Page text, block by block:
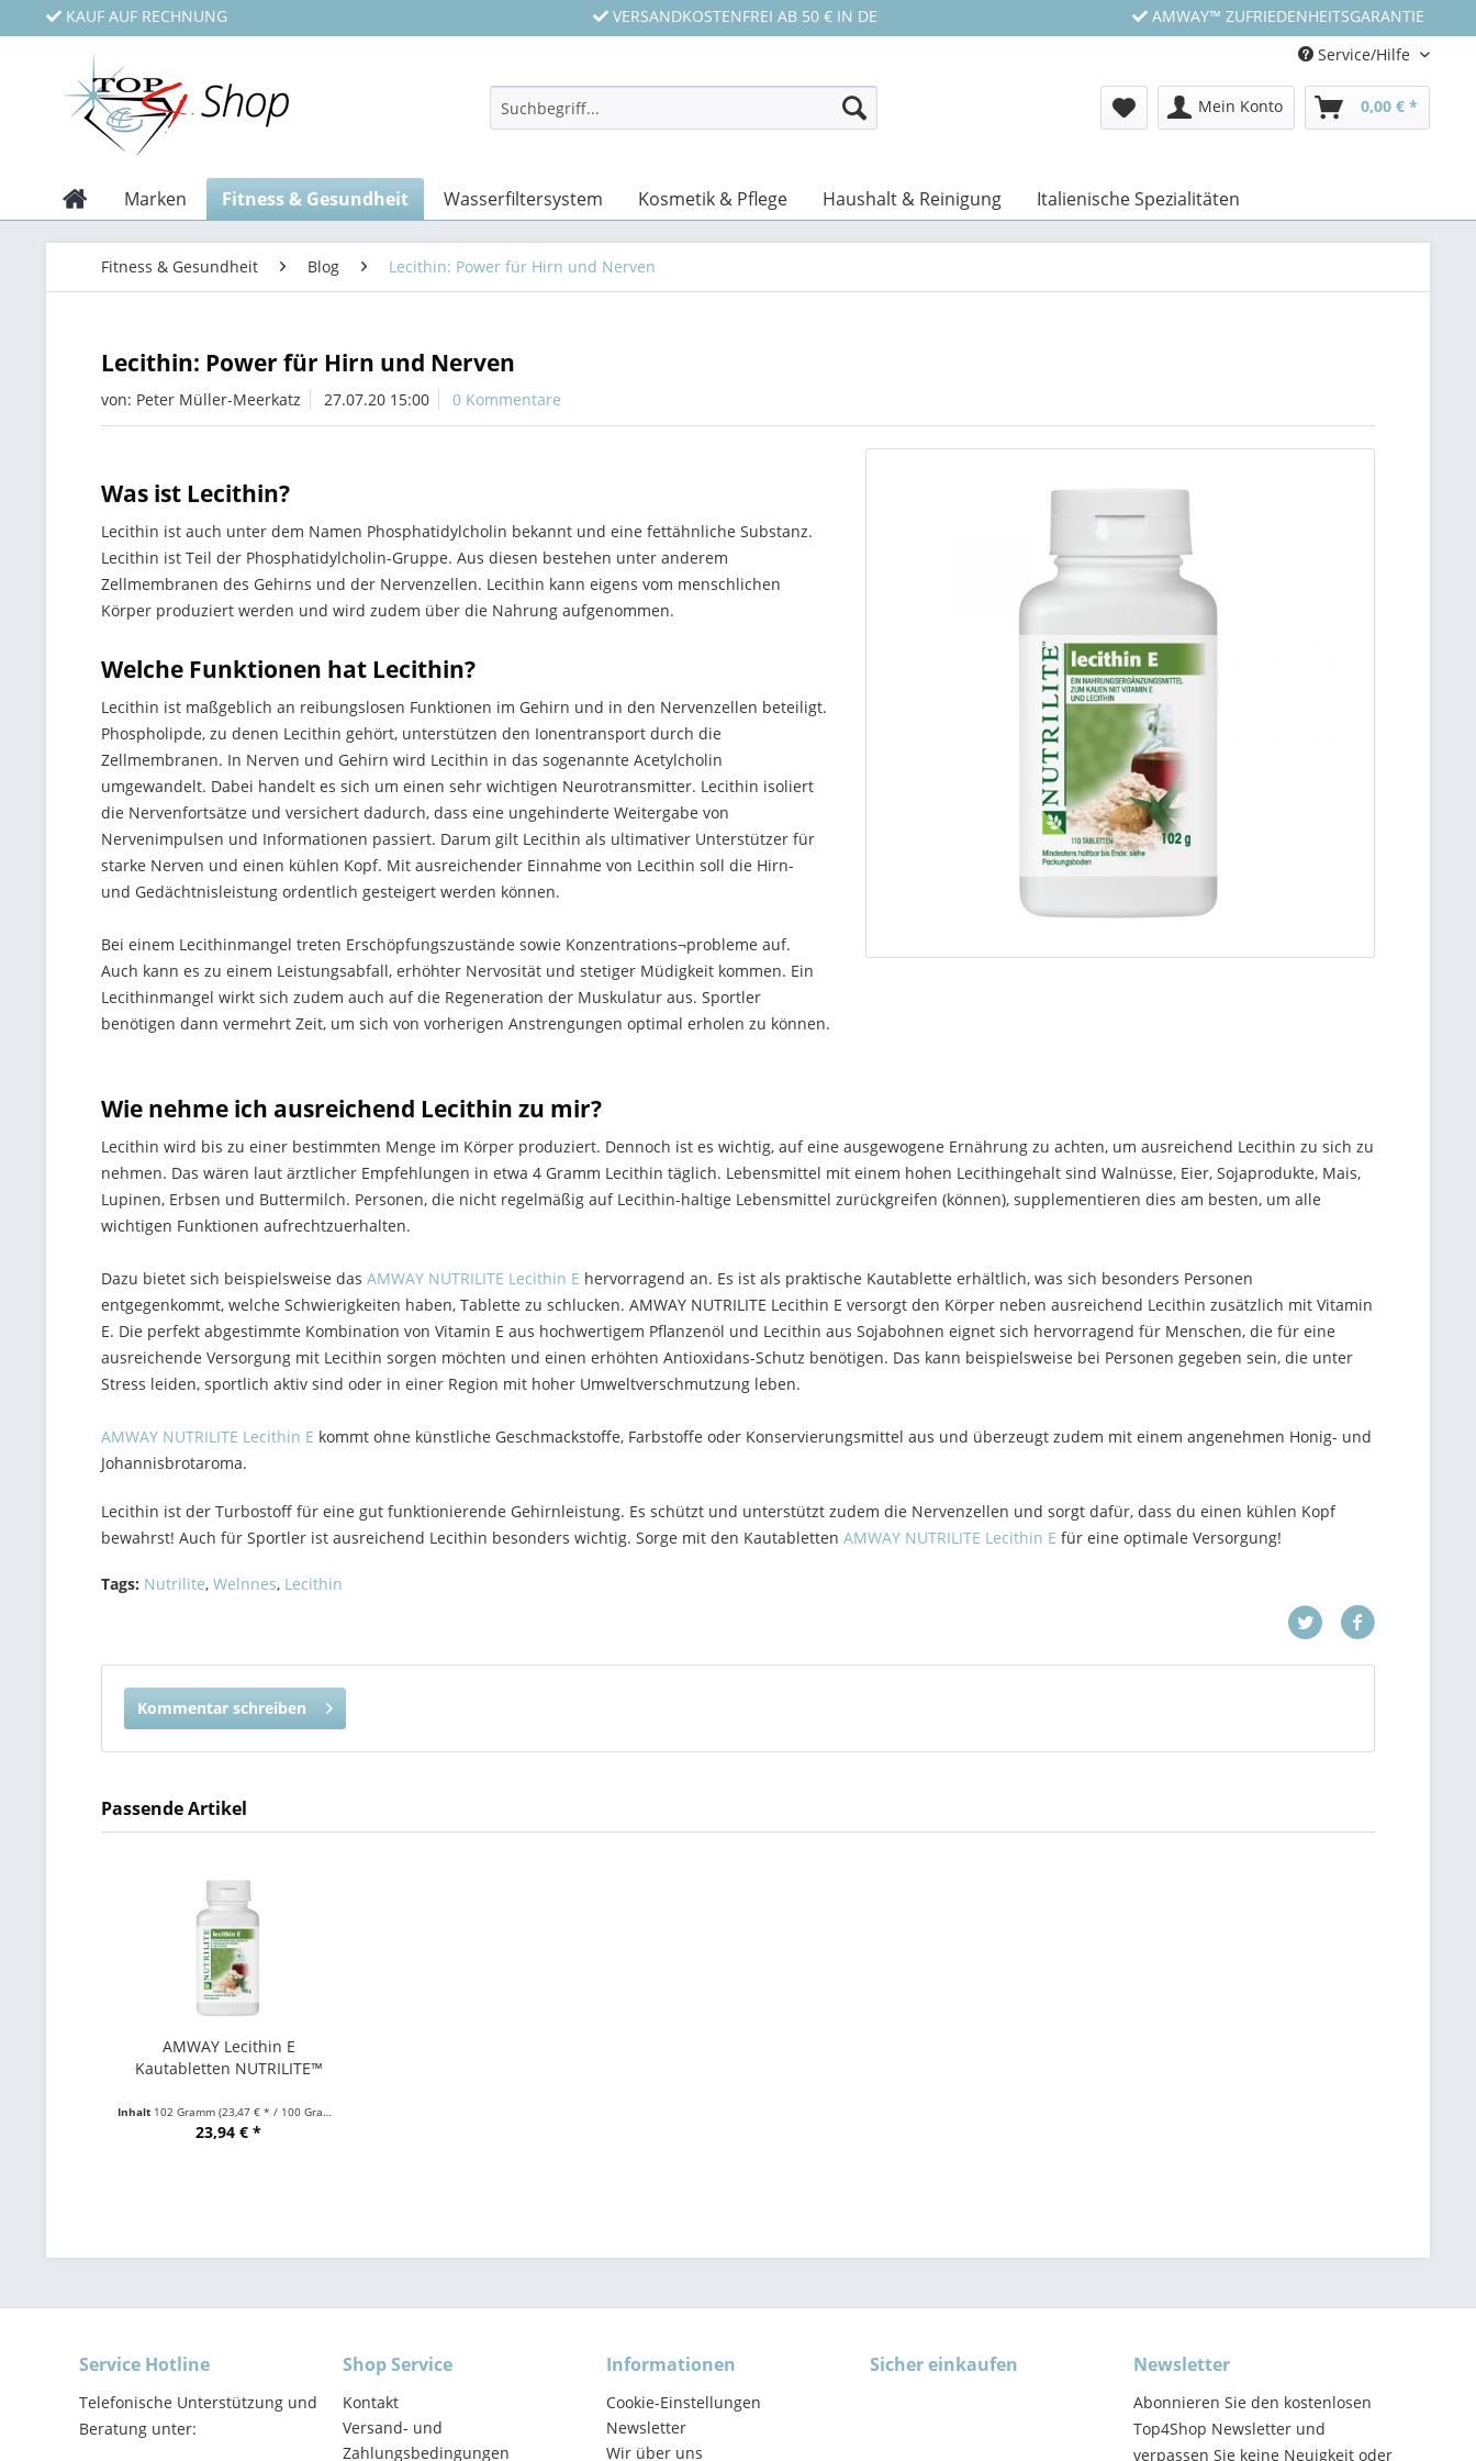
KAUF AUF RECHNUNG VERSANDKOSTENFREI AB 50 € IN DE
AMWAY™ ZUFRIEDENHEITSGARANTIE
Service/Hilfe
Mein Konto 0,00 € *
Marken Fitness & Gesundheit Wasserfiltersystem Kosmetik & Pflege Haushalt & Reinigung Italienische Spezialitäten
Fitness & Gesundheit Blog Lecithin: Power für Hirn und Nerven
Lecithin: Power für Hirn und Nerven
von: Peter Müller-Meerkatz 27.07.20 15:00 0 Kommentare
Was ist Lecithin?
Lecithin ist auch unter dem Namen Phosphatidylcholin bekannt und eine fettähnliche Substanz.
Lecithin ist Teil der Phosphatidylcholin-Gruppe. Aus diesen bestehen unter anderem
Zellmembranen des Gehirns und der Nervenzellen. Lecithin kann eigens vom menschlichen
Körper produziert werden und wird zudem über die Nahrung aufgenommen.
Welche Funktionen hat Lecithin?
Lecithin ist maßgeblich an reibungslosen Funktionen im Gehirn und in den Nervenzellen beteiligt.
Phospholipde, zu denen Lecithin gehört, unterstützen den Ionentransport durch die
Zellmembranen. In Nerven und Gehirn wird Lecithin in das sogenannte Acetylcholin
umgewandelt. Dabei handelt es sich um einen sehr wichtigen Neurotransmitter. Lecithin isoliert
die Nervenfortsätze und versichert dadurch, dass eine ungehinderte Weitergabe von
Nervenimpulsen und Informationen passiert. Darum gilt Lecithin als ultimativer Unterstützer für
starke Nerven und einen kühlen Kopf. Mit ausreichender Einnahme von Lecithin soll die Hirn-
und Gedächtnisleistung ordentlich gesteigert werden können.
Bei einem Lecithinmangel treten Erschöpfungszustände sowie Konzentrations¬probleme auf.
Auch kann es zu einem Leistungsabfall, erhöhter Nervosität und stetiger Müdigkeit kommen. Ein
Lecithinmangel wirkt sich zudem auch auf die Regeneration der Muskulatur aus. Sportler
benötigen dann vermehrt Zeit, um sich von vorherigen Anstrengungen optimal erholen zu können.
Wie nehme ich ausreichend Lecithin zu mir?
Lecithin wird bis zu einer bestimmten Menge im Körper produziert. Dennoch ist es wichtig, auf eine ausgewogene Ernährung zu achten, um ausreichend Lecithin zu sich zu
nehmen. Das wären laut ärztlicher Empfehlungen in etwa 4 Gramm Lecithin täglich. Lebensmittel mit einem hohen Lecithingehalt sind Walnüsse, Eier, Sojaprodukte, Mais,
Lupinen, Erbsen und Buttermilch. Personen, die nicht regelmäßig auf Lecithin-haltige Lebensmittel zurückgreifen (können), supplementieren dies am besten, um alle
wichtigen Funktionen aufrechtzuerhalten.
Dazu bietet sich beispielsweise das AMWAY NUTRILITE Lecithin E hervorragend an. Es ist als praktische Kautablette erhältlich, was sich besonders Personen
entgegenkommt, welche Schwierigkeiten haben, Tablette zu schlucken. AMWAY NUTRILITE Lecithin E versorgt den Körper neben ausreichend Lecithin zusätzlich mit Vitamin
E. Die perfekt abgestimmte Kombination von Vitamin E aus hochwertigem Pflanzenöl und Lecithin aus Sojabohnen eignet sich hervorragend für Menschen, die für eine
ausreichende Versorgung mit Lecithin sorgen möchten und einen erhöhten Antioxidans-Schutz benötigen. Das kann beispielsweise bei Personen gegeben sein, die unter
Stress leiden, sportlich aktiv sind oder in einer Region mit hoher Umweltverschmutzung leben.
AMWAY NUTRILITE Lecithin E kommt ohne künstliche Geschmackstoffe, Farbstoffe oder Konservierungsmittel aus und überzeugt zudem mit einem angenehmen Honig- und
Johannisbrotaroma.
Lecithin ist der Turbostoff für eine gut funktionierende Gehirnleistung. Es schützt und unterstützt zudem die Nervenzellen und sorgt dafür, dass du einen kühlen Kopf
bewahrst! Auch für Sportler ist ausreichend Lecithin besonders wichtig. Sorge mit den Kautabletten AMWAY NUTRILITE Lecithin E für eine optimale Versorgung!
Tags: Nutrilite, Welnnes, Lecithin
Kommentar schreiben
Passende Artikel
AMWAY Lecithin E
Kautabletten NUTRILITE™
Inhalt 102 Gramm (23,47 € * / 100 Gramm)
23,94 € *
Service Hotline
Telefonische Unterstützung und
Beratung unter:
Shop Service
Kontakt
Versand- und
Zahlungsbedingungen
Informationen
Cookie-Einstellungen
Newsletter
Wir über uns
Sicher einkaufen Newsletter
Abonnieren Sie den kostenlosen
Top4Shop Newsletter und
verpassen Sie keine Neuigkeit oder